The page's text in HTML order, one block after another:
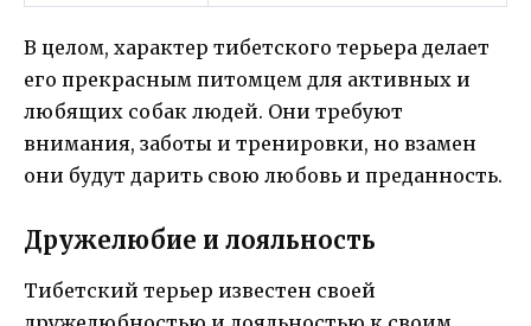
В целом, характер тибетского терьера делает
его прекрасным питомцем для активных и
любящих собак людей. Они требуют
внимания, заботы и тренировки, но взамен
они будут дарить свою любовь и преданность.
Дружелюбие и лояльность
Тибетский терьер известен своей